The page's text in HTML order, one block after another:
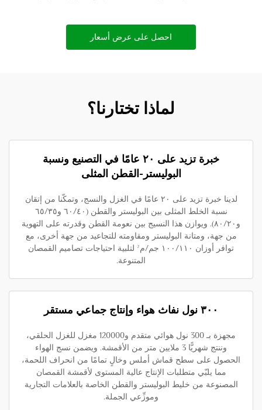
احصل على عرض أسعار
لماذا تختارنا؟
خبرة تزيد على ٢٠ عامًا في التصنيع ونسبة
البوليستر-القطن المثلى
لدينا خبرة تزيد على ٢٠ عامًا في الغزل والنسج، وتمكّنا من إتقان
نسبة الخلط المثلى بين البوليستر والقطن (٦٠/٤٠ و٦٥/٣٥
و٨٠/٢٠). ويوازن هذا النسيج بين نعومة القطن وقدرته على التهوية
من جهة، ومتانة البوليستر ومقاومته للتجاعيد من جهة أخرى، مع
توافر أوزان ١٠٠/١١٠ جم/م² لتلبية احتياجات تصاميم القمصان
المتنوعة.
٣٠٠ نول نفاث هواء وإنتاج جماعي مستقر
مجهزة بـ 300 نول هوائي متقدم و120000 مغزل للغزل الحلقي،
وننتج شهريًّا 3 ملايين متر من الأقمشة. ويضمن نسج الهواء
الحصول على سطح قماش أملس وخالٍ تمامًا من انحراف اللحمة،
مما يلبّي متطلبات الإنتاج عالية المستوى لأقمشة القمصان
المصنوعة من خليط البوليستر والقطن الخاصة بالعلامات التجارية
وموزِّعي الجملة.